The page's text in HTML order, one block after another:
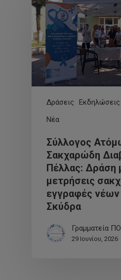
Δράσεις
Νέα
Σύλλογος
Σακχαρώδη
Πέλλας: Δράση
μετρήσεις
εγγραφές
Σκύδρα
Γραμματεία
29 Ιουνίου, 2026